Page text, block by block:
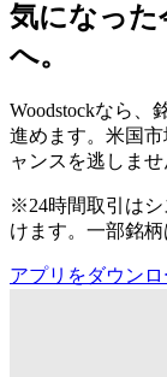
気になった
へ。
Woodstockなら、
進めます。米国
ャンスを逃しませ
※24時間取引は
けます。一部銘柄
アプリをダウンロ